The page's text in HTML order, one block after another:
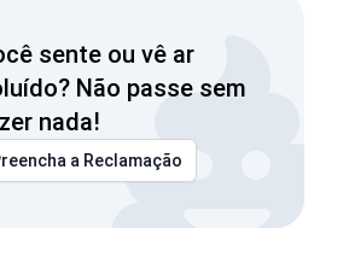
sente ou vê ar
Não passe sem
nada!
a Reclamação